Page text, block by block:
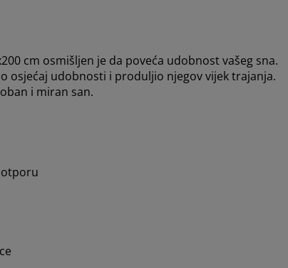
cm osmišljen je da poveća udobnost vašeg sna.
osjećaj udobnosti i produljio njegov vijek trajanja.
i miran san.